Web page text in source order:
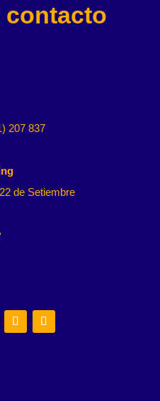
contacto
207 837
de Setiembre